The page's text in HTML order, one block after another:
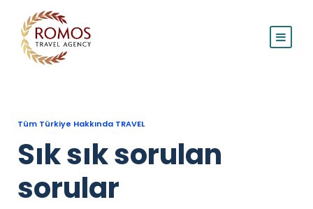
Tüm Türkiye Hakkında TRAVEL
Sık sık sorulan
sorular